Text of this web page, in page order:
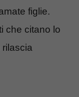
figlie.
che citano lo
rilascia